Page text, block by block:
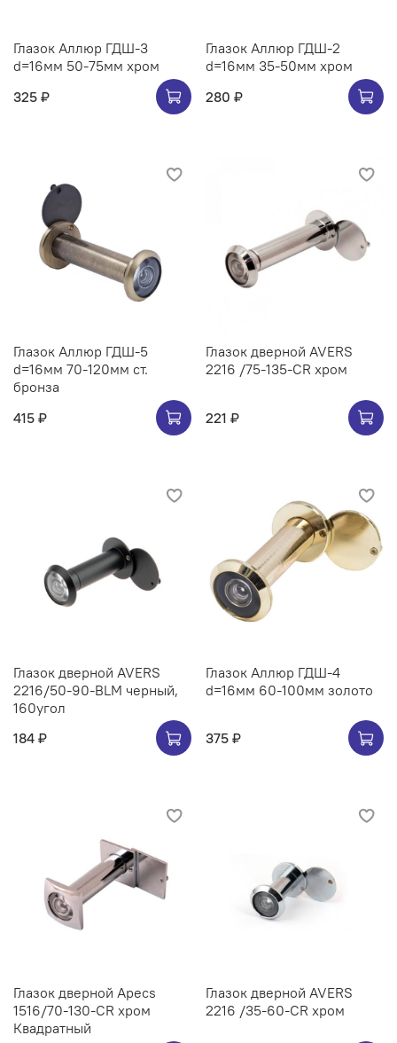
Глазок Аллюр ГДШ-3
d=16мм 50-75мм хром
325 ₽
Глазок Аллюр ГДШ-2
d=16мм 35-50мм хром
280 ₽
Глазок Аллюр ГДШ-5
d=16мм 70-120мм ст.
бронза
415 ₽
Глазок дверной AVERS
2216 /75-135-CR хром
221 ₽
Глазок дверной AVERS
2216/50-90-BLM черный,
160угол
184 ₽
Глазок Аллюр ГДШ-4
d=16мм 60-100мм золото
375 ₽
Глазок дверной Apecs
1516/70-130-CR хром
Квадратный
Глазок дверной AVERS
2216 /35-60-CR хром